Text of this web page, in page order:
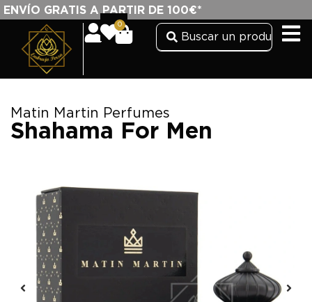
ENVÍO GRATIS A PARTIR DE 100€*
0
Matin Martin Perfumes
Shahama For Men